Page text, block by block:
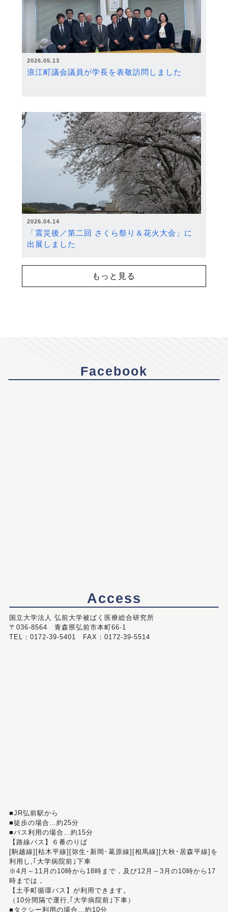
2026.05.13
浪江町議会議員が学長を表敬訪問しました
2026.04.14
「震災後／第二回 さくら祭り＆花火大会」に
出展しました
もっと見る
Facebook
Access
国立大学法人 弘前大学被ばく医療総合研究所
〒036-8564 青森県弘前市本町66-1
TEL：0172-39-5401 FAX：0172-39-5514
■JR弘前駅から
■徒歩の場合…約25分
■バス利用の場合…約15分
【路線バス】６番のりば
[駒越線][枯木平線][弥生･新岡･葛原線][相馬線][大秋･居森平線]を
利用し,｢大学病院前｣下車
※4月～11月の10時から18時まで，及び12月～3月の10時から17
時までは，
【土手町循環バス】が利用できます。
（10分間隔で運行,｢大学病院前｣下車）
■タクシー利用の場合…約10分